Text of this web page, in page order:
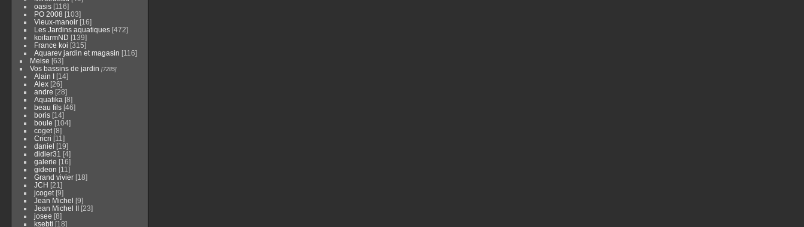
oasis [116]
PO 2008 [103]
Vieux-manoir [16]
Les Jardins aquatiques [472]
koifarmND [139]
France koi [315]
Aquarev jardin et magasin [116]
Meise [63]
Vos bassins de jardin [7285]
Alain I [14]
Alex [26]
andre [28]
Aquatika [8]
beau fils [46]
boris [14]
boule [104]
coget [8]
Cricri [11]
daniel [19]
didier31 [4]
galerie [16]
gideon [11]
Grand vivier [18]
JCH [21]
jcoget [9]
Jean Michel [9]
Jean Michel II [23]
josee [8]
ksebti [18]